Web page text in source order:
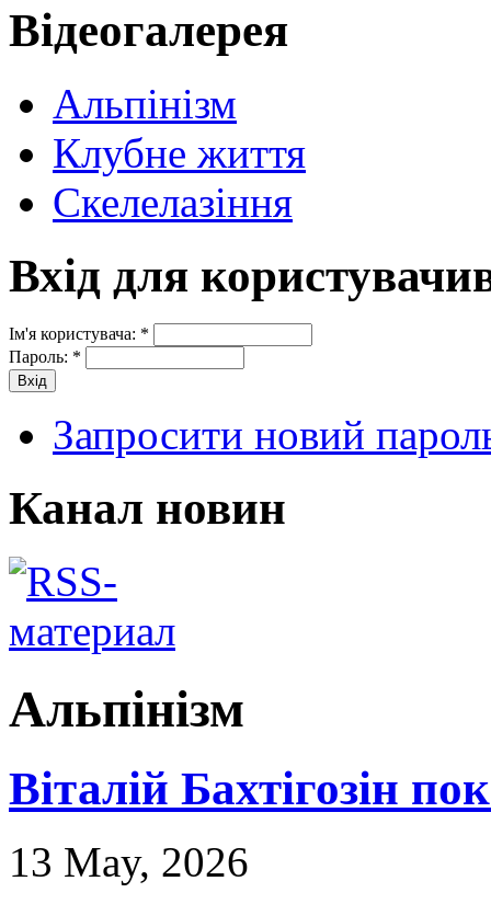
Відеогалерея
Альпінізм
Клубне життя
Скелелазіння
Вхід для
Ім'я користувача: *
Пароль: *
Запросити новий
Канал новин
Альпінізм
Віталій Бахтігозін
13 May, 2026